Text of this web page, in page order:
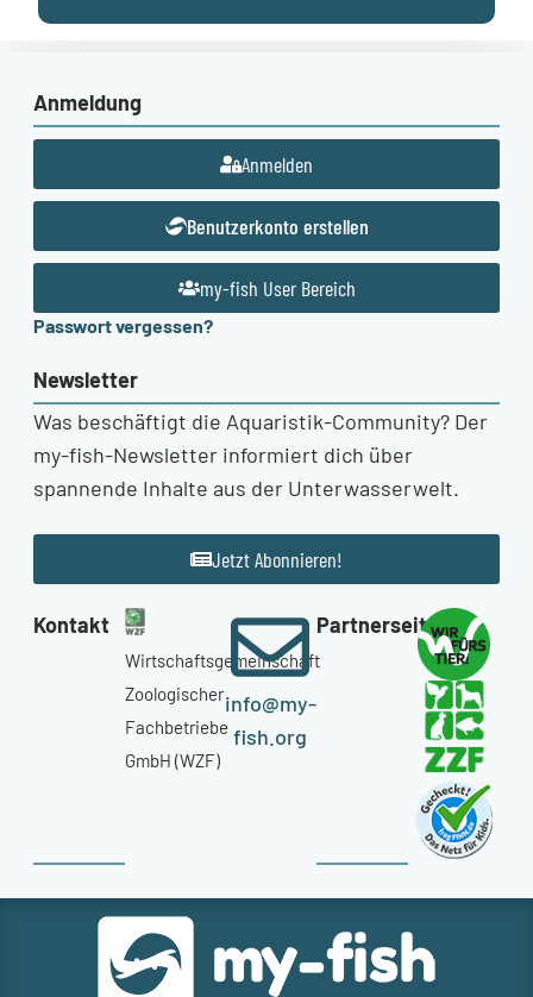
Anmeldung
Anmelden
Benutzerkonto erstellen
my-fish User Bereich
Passwort vergessen?
Newsletter
Was beschäftigt die Aquaristik-Community? Der
my-fish-Newsletter informiert dich über
spannende Inhalte aus der Unterwasserwelt.
Jetzt Abonnieren!
Kontakt
Wirtschaftsgemeinschaft
Zoologischer
Fachbetriebe
GmbH (WZF)
info@my-
fish.org
Partnerseiten